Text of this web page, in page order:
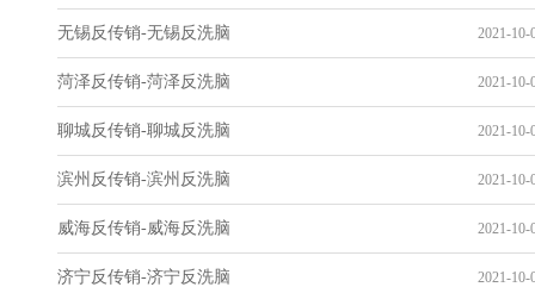
无锡反传销-无锡反洗脑 2021-10-
菏泽反传销-菏泽反洗脑 2021-10-
聊城反传销-聊城反洗脑 2021-10-
滨州反传销-滨州反洗脑 2021-10-
威海反传销-威海反洗脑 2021-10-
济宁反传销-济宁反洗脑 2021-10-